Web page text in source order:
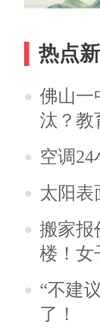
热点
佛山一
汰？教
空调
太阳表
搬家报
楼！
“不建
了！